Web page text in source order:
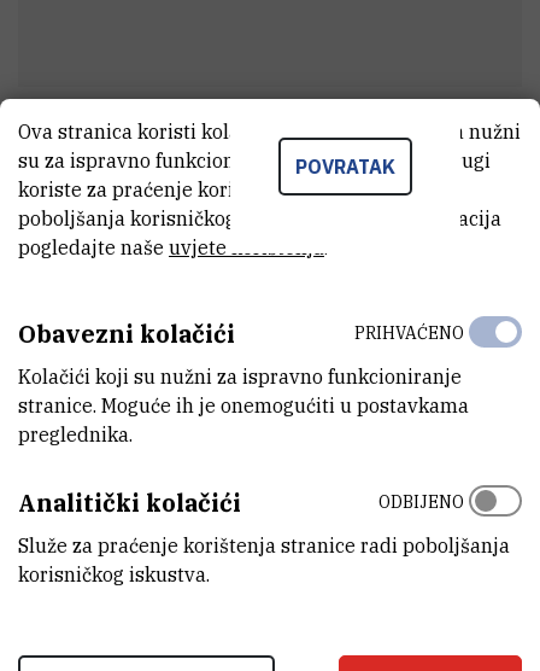
dr. sc.Lucija Nora Farkaš
Viši asistent
Zavod za teorijsku fiziku
LABORATORIJ
ADRESA
Institut Ruđer Bošković
Bijenička 54
HR-10000 Zagreb
POVRATAK
Ova stranica koristi kolačiće. Neki od tih kolačića nužni
su za ispravno funkcioniranje stranice, dok se drugi
koriste za praćenje korištenja stranice radi
poboljšanja korisničkog iskustva. Za više informacija
pogledajte naše uvjete korištenja.
Obavezni kolačići
Kolačići koji su nužni za ispravno funkcioniranje
stranice. Moguće ih je onemogućiti u postavkama
preglednika.
PRIHVAĆENO
Analitički kolačići
Služe za praćenje korištenja stranice radi poboljšanja
korisničkog iskustva.
ODBIJENO